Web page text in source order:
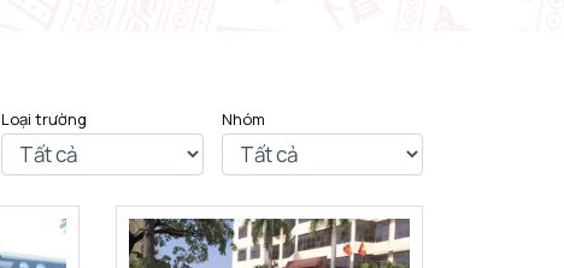
Loại trường Nhóm